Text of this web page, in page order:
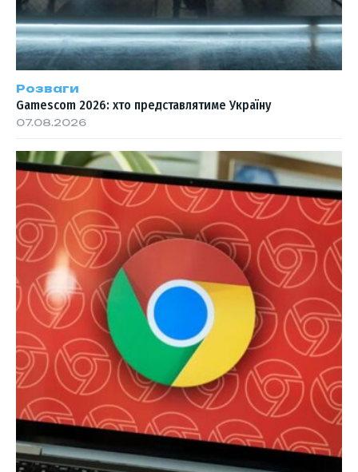
Розваги
Gamescom 2026: хто представлятиме Україну
07.08.2026